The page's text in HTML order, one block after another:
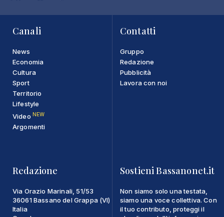
Canali
News
Economia
Cultura
Sport
Territorio
Lifestyle
Video NEW
Argomenti
Contatti
Gruppo
Redazione
Pubblicità
Lavora con noi
Redazione
Via Orazio Marinali, 51/53
36061 Bassano del Grappa (VI)
Italia
Sostieni Bassanonet.it
Non siamo solo una testata,
siamo una voce collettiva. Con
il tuo contributo, proteggi il